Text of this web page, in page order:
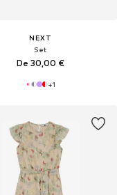
NEXT
Set
De 30,00 €
+1